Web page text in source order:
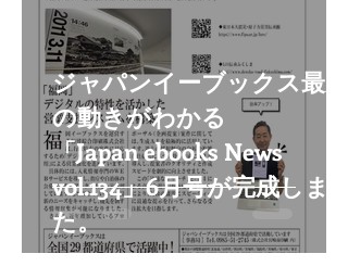
ジャパンイーブックス最新
の動きがわかる
「Japan ebooks News
vol.134」6月号が完成しまし
た。